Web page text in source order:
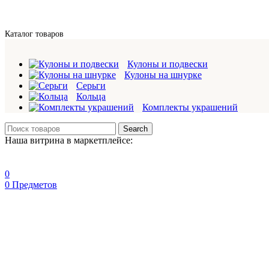
Каталог товаров
Кулоны и подвески
Кулоны на шнурке
Серьги
Кольца
Комплекты украшений
Search
Наша витрина в маркетплейсе:
0
0 Предметов